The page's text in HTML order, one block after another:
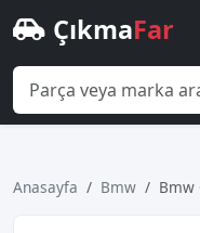
ÇıkmaFar
Anasayfa Bmw Bmw